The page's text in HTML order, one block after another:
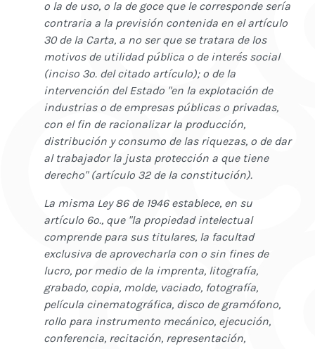
o la de uso, o la de goce que le corresponde sería
contraria a la previsión contenida en el artículo
30 de la Carta, a no ser que se tratara de los
motivos de utilidad pública o de interés social
(inciso 3o. del citado artículo); o de la
intervención del Estado "en la explotación de
industrias o de empresas públicas o privadas,
con el fin de racionalizar la producción,
distribución y consumo de las riquezas, o de dar
al trabajador la justa protección a que tiene
derecho" (artículo 32 de la constitución).
La misma Ley 86 de 1946 establece, en su
artículo 6o., que "la propiedad intelectual
comprende para sus titulares, la facultad
exclusiva de aprovecharla con o sin fines de
lucro, por medio de la imprenta, litografía,
grabado, copia, molde, vaciado, fotografía,
película cinematográfica, disco de gramófono,
rollo para instrumento mecánico, ejecución,
conferencia, recitación, representación,